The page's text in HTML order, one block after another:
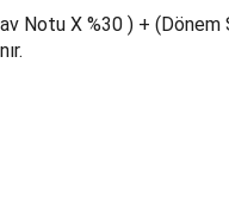
Notu X %30 ) + (Dönem